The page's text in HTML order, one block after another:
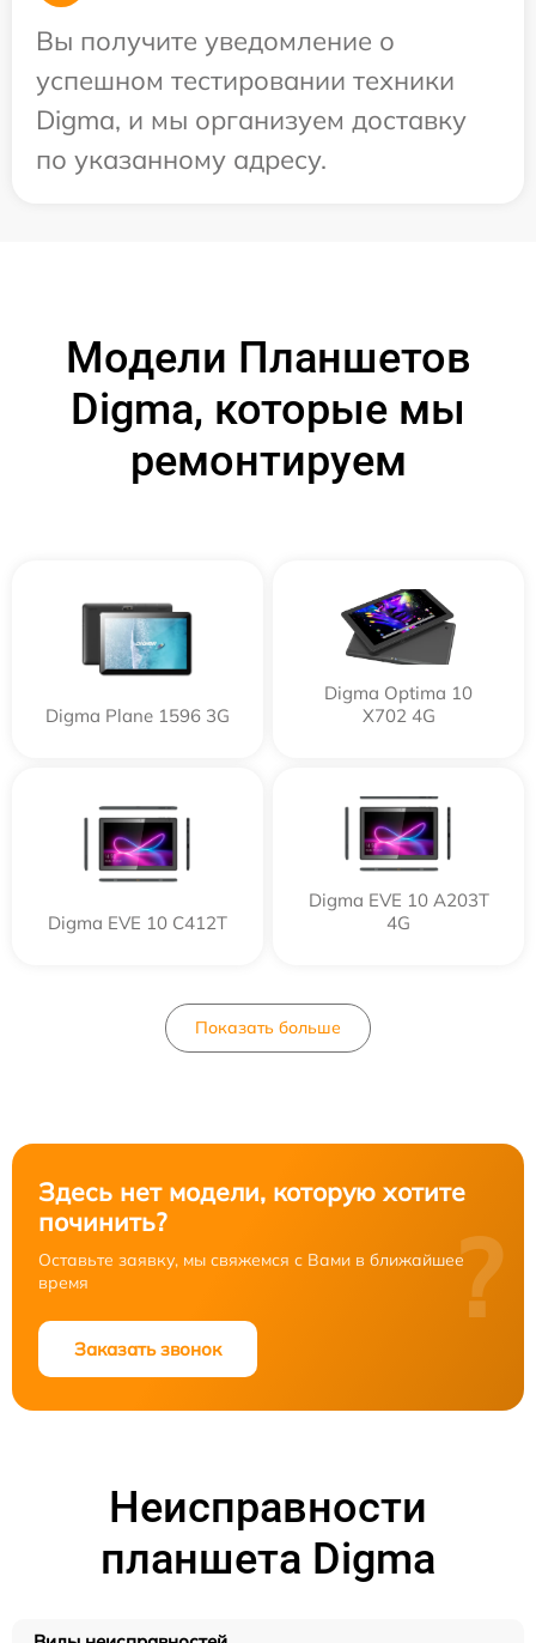
Вы получите уведомление о
успешном тестировании техники
Digma, и мы организуем доставку
по указанному адресу.
Модели Планшетов
Digma, которые мы
ремонтируем
Digma Plane 1596 3G
Digma Optima 10
X702 4G
Digma EVE 10 C412T
Digma EVE 10 A203T
4G
Показать больше
Здесь нет модели, которую хотите
починить?
Оставьте заявку, мы свяжемся с Вами в ближайшее
время
Заказать звонок
?
Неисправности
планшета Digma